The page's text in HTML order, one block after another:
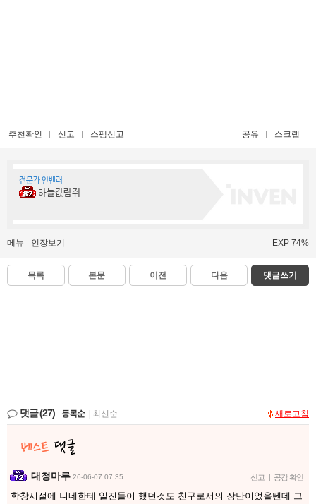
추천확인 신고 스팸신고 공유 스크랩
전문가 인벤러
하늘값람쥐
메뉴 인장보기 EXP 74%
목록 본문 이전 다음 댓글쓰기
댓글(27) 등록순 최신순 새로고침
대청마루 26-06-07 07:35 신고 | 공감 확인
학창시절에 니네한테 일진들이 했던것도 친구로서의 장난이었을텐데 그